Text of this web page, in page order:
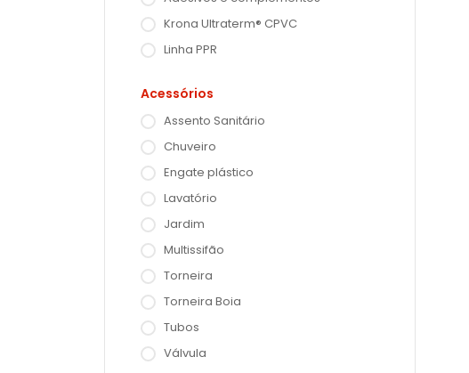
Krona Ultraterm® CPVC
Linha PPR
Acessórios
Assento Sanitário
Chuveiro
Engate plástico
Lavatório
Jardim
Multissifão
Torneira
Torneira Boia
Tubos
Válvula